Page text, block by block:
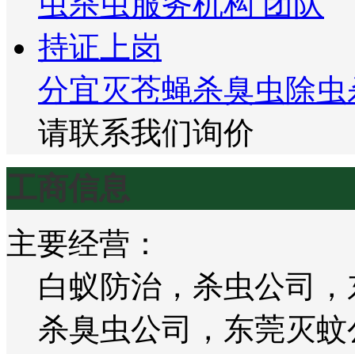
分宜灭苍蝇杀臭虫除
请联系我们询价
工商信息
主要经营：
白蚁防治，杀虫公司
杀臭虫公司，东莞灭